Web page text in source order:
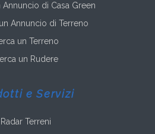
Annuncio di Casa Green
Annuncio di Terreno
un Terreno
un Rudere
e Servizi
Radar Terreni